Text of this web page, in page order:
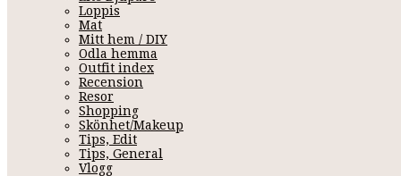
Loppis
Mat
Mitt hem / DIY
Odla hemma
Outfit index
Recension
Resor
Shopping
Skönhet/Makeup
Tips, Edit
Tips, General
Vlogg
Februari 25, 2007 09:08
MOTALA.Hunden Tyson fick ont i höften och blev sjuk,